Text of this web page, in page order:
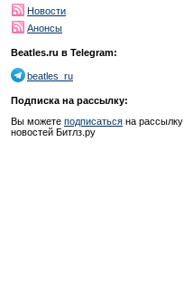
Новости
Анонсы
Beatles.ru в Telegram:
beatles_ru
Подписка на рассылку:
Вы можете подписаться на рассылку
новостей Битлз.ру